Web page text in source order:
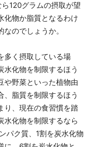
120グラムの摂取が望
化物か脂質となるわけ
のでしょうか。
多く摂取している場
化物を制限するほう
や野菜といった植物由
脂質を制限するほう
り、現在の食習慣を踏
水化物を制限するなら
パク質、1割を炭水化物